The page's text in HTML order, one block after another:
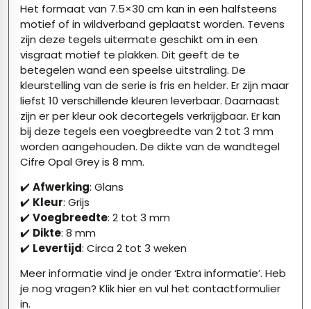
Het formaat van 7.5×30 cm kan in een halfsteens
motief of in wildverband geplaatst worden. Tevens
zijn deze tegels uitermate geschikt om in een
visgraat motief te plakken. Dit geeft de te
betegelen wand een speelse uitstraling. De
kleurstelling van de serie is fris en helder. Er zijn maar
liefst 10 verschillende kleuren leverbaar. Daarnaast
zijn er per kleur ook decortegels verkrijgbaar. Er kan
bij deze tegels een voegbreedte van 2 tot 3 mm
worden aangehouden. De dikte van de wandtegel
Cifre Opal Grey is 8 mm.
✔️Afwerking: Glans
✔️ Kleur: Grijs
✔️Voegbreedte: 2 tot 3 mm
✔️ Dikte: 8 mm
✔️ Levertijd: Circa 2 tot 3 weken
Meer informatie vind je onder ‘Extra informatie’. Heb
je nog vragen? Klik hieren vul het contactformulier
in.